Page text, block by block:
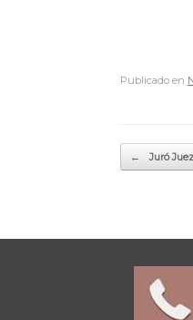
Publicado en
← Juró